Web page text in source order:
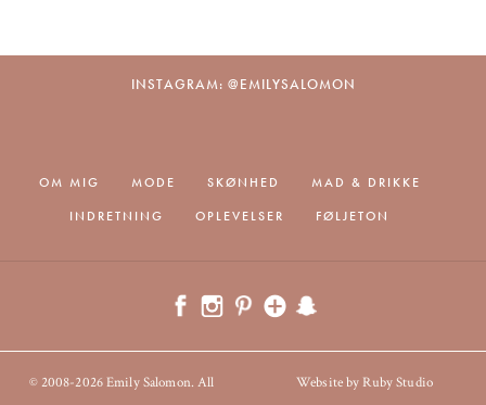
INSTAGRAM: @EMILYSALOMON
OM MIG MODE SKØNHED
MAD & DRIKKE
INDRETNING
OPLEVELSER FØLJETON
© 2008-2026 Emily Salomon. All
Website by Ruby Studio